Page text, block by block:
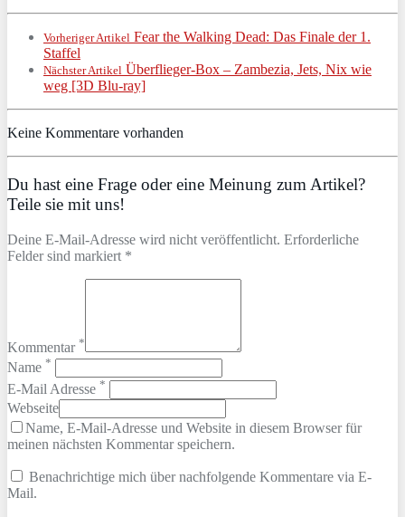
Vorheriger Artikel Fear the Walking Dead: Das Finale der 1.
Staffel
Nächster Artikel Überflieger-Box – Zambezia, Jets, Nix wie
weg [3D Blu-ray]
Keine Kommentare vorhanden
Du hast eine Frage oder eine Meinung zum Artikel?
Teile sie mit uns!
Deine E-Mail-Adresse wird nicht veröffentlicht. Erforderliche
Felder sind markiert *
Kommentar *
Name *
E-Mail Adresse *
Webseite
Name, E-Mail-Adresse und Website in diesem Browser für
meinen nächsten Kommentar speichern.
Benachrichtige mich über nachfolgende Kommentare via E-
Mail.